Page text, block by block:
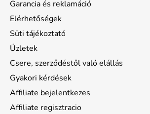
Garancia és reklamáció
Elérhetőségek
Süti tájékoztató
Üzletek
Csere, szerződéstől való elállás
Gyakori kérdések
Affiliate bejelentkezes
Affiliate regisztracio